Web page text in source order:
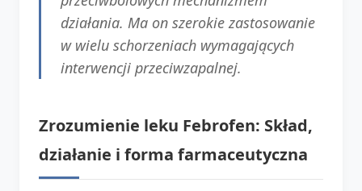
działania. Ma on szerokie zastosowanie
w wielu schorzeniach wymagających
interwencji przeciwzapalnej.
Zrozumienie leku Febrofen: Skład,
działanie i forma farmaceutyczna